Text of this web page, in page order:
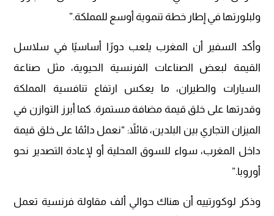
ولبلورتها في إطار خطة تنموية أوسع للمملكة.”
وأكد السفير أن المغرب يلعب دورًا أساسيًا في سلاسل
القيمة لبعض الصناعات الفرنسية الحيوية، مثل صناعة
السيارات والطيران، ما يعكس ارتفاع تنافسية المملكة
وقدرتها على خلق قيمة مضافة مستمرة. كما أبرز التوازن في
الميزان التجاري بين البلدين، قائلاً: “نعمل دائمًا على خلق قيمة
داخل المغرب، سواء للسوق المحلية أو لإعادة التصدير نحو
أوروبا.”
وذكر لوكورتييه أن هناك حوالي ألف مقاولة فرنسية تعمل